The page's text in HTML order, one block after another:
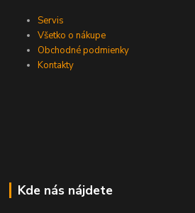
Servis
Všetko o nákupe
Obchodné podmienky
Kontakty
Kde nás nájdete